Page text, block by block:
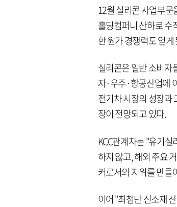
12월 실리콘 사업부문
홀딩컴퍼니 산하로 수
한 원가 경쟁력도 얻게
실리콘은 일반 소비
자·우주·항공산업에
전기차 시장의 성장과
장이 전망되고 있다.
KCC관계자는 "유기
하지 않고, 해외 주요
커로서의 지위를 만들
이어 "최첨단 신소재